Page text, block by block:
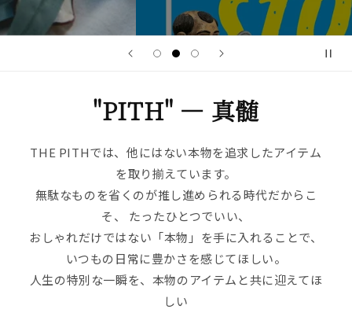
"PITH" ― 真髄
THE PITHでは、他にはない本物を追求したアイテム
を取り揃えています。
無駄なものを省くのが推し進められる時代だからこ
そ、 たったひとつでいい、
おしゃれだけではない「本物」を手に入れることで、
いつもの日常に豊かさを感じてほしい。
人生の特別な一瞬を、本物のアイテムと共に迎えてほ
しい――